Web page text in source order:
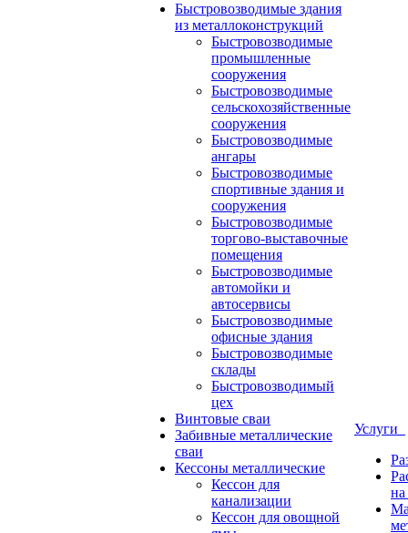
Быстровозводимые здания
из металлоконструкций
Быстровозводимые
промышленные
сооружения
Быстровозводимые
сельскохозяйственные
сооружения
Быстровозводимые
ангары
Быстровозводимые
спортивные здания и
сооружения
Быстровозводимые
торгово-выставочные
помещения
Быстровозводимые
автомойки и
автосервисы
Быстровозводимые
офисные здания
Быстровозводимые
склады
Быстровозводимый
цех
Винтовые сваи
Забивные металлические
сваи
Кессоны металлические
Кессон для
канализации
Кессон для овощной
Услуги